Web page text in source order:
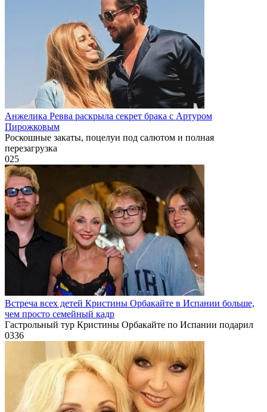
Анжелика Ревва раскрыла секрет брака с Артуром
Пирожковым
Роскошные закаты, поцелуи под салютом и полная
перезагрузка
025
Встреча всех детей Кристины Орбакайте в Испании больше,
чем просто семейный кадр
Гастрольный тур Кристины Орбакайте по Испании подарил
0336